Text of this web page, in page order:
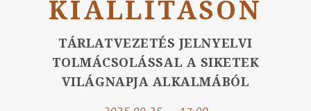
KIÁLLÍTÁSON
TÁRLATVEZETÉS JELNYELVI
TOLMÁCSOLÁSSAL A SIKETEK
VILÁGNAPJA ALKALMÁBÓL